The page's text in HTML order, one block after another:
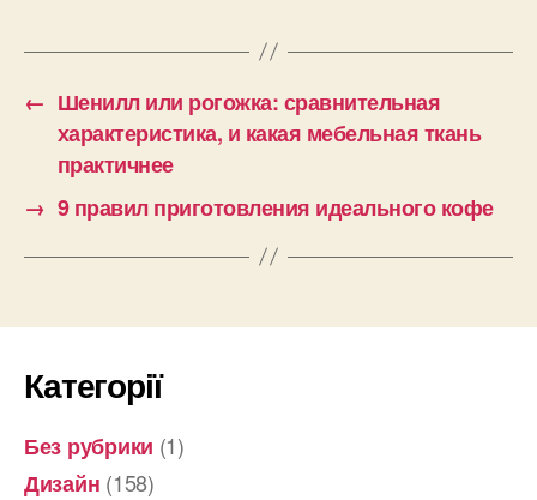
← Шенилл или рогожка: сравнительная
характеристика, и какая мебельная ткань
практичнее
→ 9 правил приготовления идеального кофе
Категорії
Без рубрики (1)
Дизайн (158)